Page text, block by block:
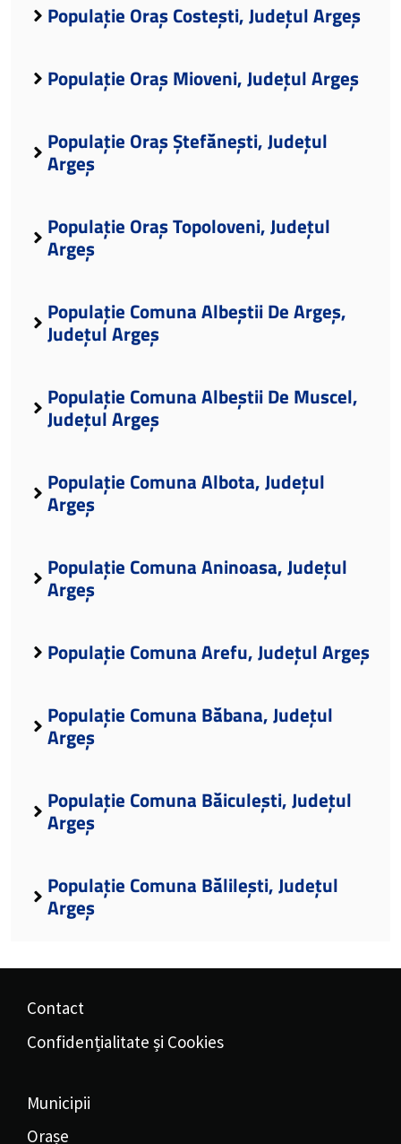
Populație Oraș Costești, Județul Argeș
Populație Oraș Mioveni, Județul Argeș
Populație Oraș Ștefănești, Județul
Argeș
Populație Oraș Topoloveni, Județul
Argeș
Populație Comuna Albeștii De Argeș,
Județul Argeș
Populație Comuna Albeștii De Muscel,
Județul Argeș
Populație Comuna Albota, Județul
Argeș
Populație Comuna Aninoasa, Județul
Argeș
Populație Comuna Arefu, Județul Argeș
Populație Comuna Băbana, Județul
Argeș
Populație Comuna Băiculești, Județul
Argeș
Populație Comuna Bălilești, Județul
Argeș
Contact
Confidențialitate și Cookies
Municipii
Orașe